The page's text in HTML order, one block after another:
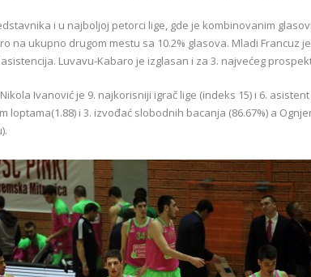
i u najboljoj petorci lige, gde je kombinovanim
na ukupno drugom mestu sa 10.2% glasova. Mladi Francuz
Luvavu-Kabaro je izglasan i za 3. najvećeg
Ivanović je 9. najkorisniji igrač lige (indeks 15) i 6. asistent
loptama(1.88) i 3. izvođać slobodnih bacanja (86.67%) a